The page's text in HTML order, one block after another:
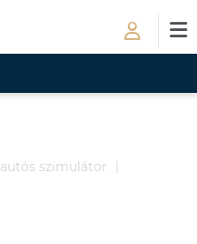
autós szimulátor